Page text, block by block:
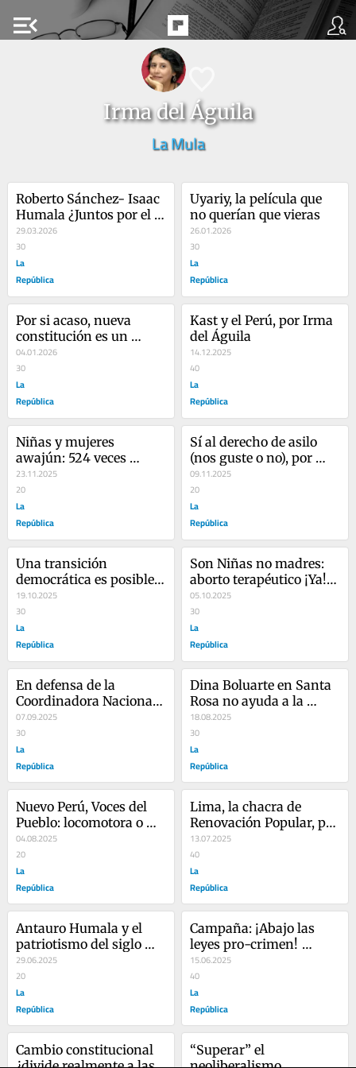
menu_open
Irma del Águila
La Mula
Roberto Sánchez- Isaac
Humala ¿Juntos por el
Perú?, por Irma del
Águila
29.03.2026
30
La
República
Uyariy, la película que
no querían que vieras
26.01.2026
30
La
República
Por si acaso, nueva
constitución es un
proceso constitucional,
por Irma del Águila
04.01.2026
30
La
República
Kast y el Perú, por Irma
del Águila
14.12.2025
40
La
República
Niñas y mujeres
awajún: 524 veces
violencia sexual, por
Irma del Águila
23.11.2025
20
La
República
Sí al derecho de asilo
(nos guste o no), por
Irma del Águila
09.11.2025
20
La
República
Una transición
democrática es posible,
si…, por Irma del Águila
19.10.2025
30
La
República
Son Niñas no madres:
aborto terapéutico ¡Ya!,
por Irma del Águila
05.10.2025
30
La
República
En defensa de la
Coordinadora Nacional
de Derechos Humanos,
por Irma del Águila
07.09.2025
30
La
República
Dina Boluarte en Santa
Rosa no ayuda a la
causa peruana en el
exterior, por Irma del
Águila
18.08.2025
30
La
República
Nuevo Perú, Voces del
Pueblo: locomotora o
programa, por Irma del
Águila
04.08.2025
20
La
República
Lima, la chacra de
Renovación Popular, por
Irma del Águila
13.07.2025
40
La
República
Antauro Humala y el
patriotismo del siglo
pasado, por Irma del
Águila
29.06.2025
20
La
República
Campaña: ¡Abajo las
leyes pro-crimen!
(firmemos), por Irma del
Águila
15.06.2025
40
La
República
Cambio constitucional
“Superar” el